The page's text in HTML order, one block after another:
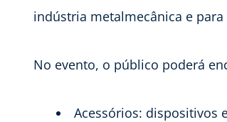
indústria metalmecânica e
No evento, o público poderá
Acessórios: dispositivos